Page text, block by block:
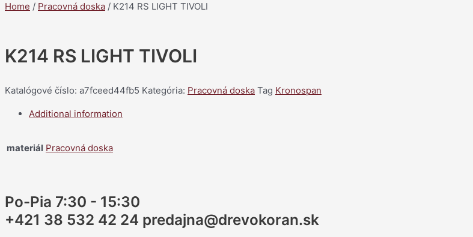
Home / Pracovná doska / K214 RS LIGHT TIVOLI
K214 RS LIGHT TIVOLI
Katalógové číslo: a7fceed44fb5 Kategória: Pracovná doska Tag Kronospan
Additional information
materiál Pracovná doska
Po-Pia 7:30 - 15:30
+421 38 532 42 24 predajna@drevokoran.sk